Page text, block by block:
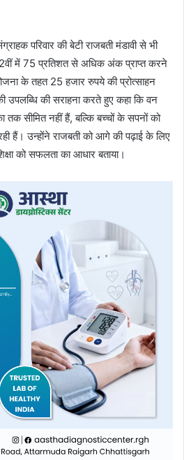
परिवार की बेटी राजबती मंडावी से भी
में 75 प्रतिशत से अधिक अंक प्राप्त करने
योजना के तहत 25 हजार रुपये की प्रोत्साहन
उपलब्धि की सराहना करते हुए कहा कि वन
तक सीमित नहीं हैं, बल्कि बच्चों के सपनों को
हैं। उन्होंने राजबती को आगे की पढ़ाई के लिए
को सफलता का आधार बताया।